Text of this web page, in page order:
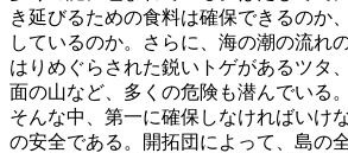
き延びるための食料は確保できるのか
しているのか。さらに、海の潮の流れ
はりめぐらされた鋭いトゲがあるツタ
面の山など、多くの危険も潜んでいる。
そんな中、第一に確保しなければいけ
の安全である。開拓団によって、島の